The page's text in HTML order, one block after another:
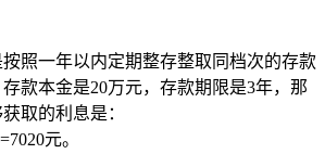
照一年以内定期整存整取同档次的存款
款本金是20万元，存款期限是3年，那
取的利息是：
元。